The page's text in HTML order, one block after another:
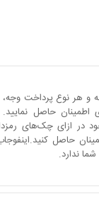
و هر نوع پرداخت
حاصل
در ازای چک‌های
حاصل
ندارد.